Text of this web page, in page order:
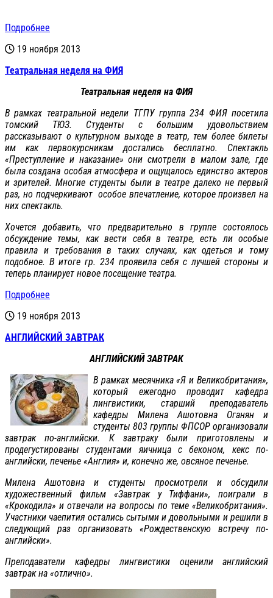
Подробнее
19 ноября 2013
Театральная неделя на ФИЯ
Театральная неделя на ФИЯ
В рамках театральной недели ТГПУ группа 234 ФИЯ посетила
томский ТЮЗ. Студенты с большим удовольствием
рассказывают о культурном выходе в театр, тем более билеты
им как первокурсникам достались бесплатно. Спектакль
«Преступление и наказание» они смотрели в малом зале, где
была создана особая атмосфера и ощущалось единство актеров
и зрителей. Многие студенты были в театре далеко не первый
раз, но подчеркивают особое впечатление, которое произвел на
них спектакль.
Хочется добавить, что предварительно в группе состоялось
обсуждение темы, как вести себя в театре, есть ли особые
правила и требования в таких случаях, как одеться и тому
подобное. В итоге гр. 234 проявила себя с лучшей стороны и
теперь планирует новое посещение театра.
Подробнее
19 ноября 2013
АНГЛИЙСКИЙ ЗАВТРАК
АНГЛИЙСКИЙ ЗАВТРАК
В рамках месячника «Я и Великобритания»,
который ежегодно проводит кафедра
лингвистики, старший преподаватель
кафедры Милена Ашотовна Оганян и
студенты 803 группы ФПСОР организовали
завтрак по-английски. К завтраку были приготовлены и
продегустированы студентами яичница с беконом, кекс по-
английски, печенье «Англия» и, конечно же, овсяное печенье.
Милена Ашотовна и студенты просмотрели и обсудили
художественный фильм «Завтрак у Тиффани», поиграли в
«Крокодила» и отвечали на вопросы по теме «Великобритания».
Участники чаепития остались сытыми и довольными и решили в
следующий раз организовать «Рождественскую встречу по-
английски».
Преподаватели кафедры лингвистики оценили английский
завтрак на «отлично».